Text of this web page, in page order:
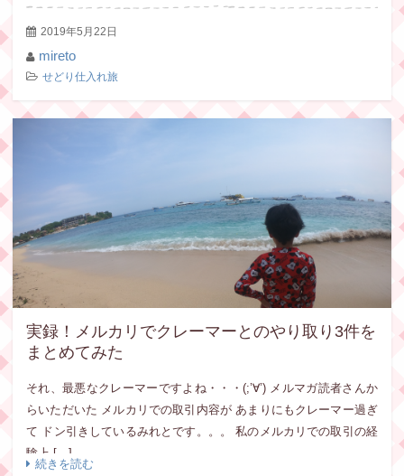
2019年5月22日
mireto
せどり仕入れ旅
実録！メルカリでクレーマーとのやり取り3件を
まとめてみた
それ、最悪なクレーマーですよね・・・(;’∀’) メルマガ読者さんか
らいただいた メルカリでの取引内容が あまりにもクレーマー過ぎ
て ドン引きしているみれとです。。。 私のメルカリでの取引の経
験上 […]
続きを読む